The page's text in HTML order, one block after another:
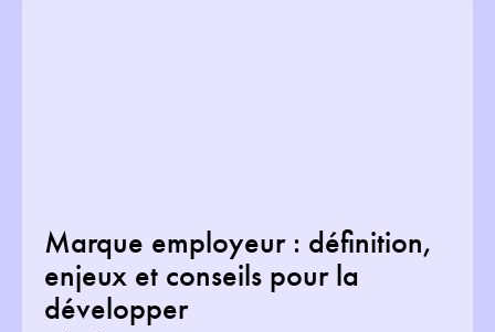
Marque employeur : définition,
enjeux et conseils pour la
développer